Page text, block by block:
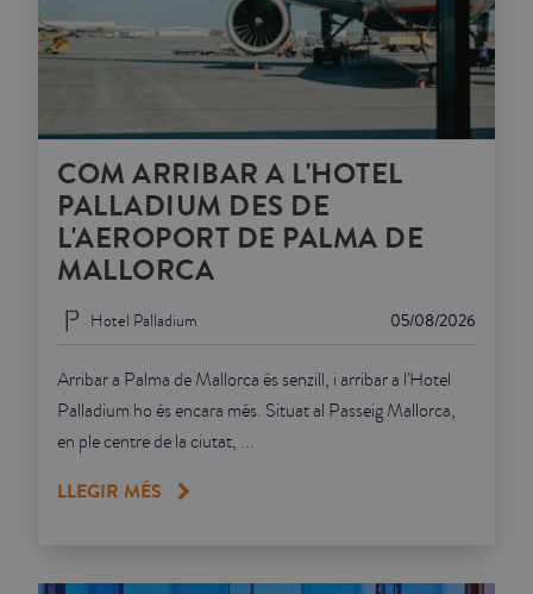
COM ARRIBAR A L'HOTEL
PALLADIUM DES DE
L'AEROPORT DE PALMA DE
MALLORCA
05/08/2026
Hotel Palladium
Arribar a Palma de Mallorca és senzill, i arribar a l'Hotel
Palladium ho és encara més. Situat al Passeig Mallorca,
en ple centre de la ciutat, ...
LLEGIR MÉS